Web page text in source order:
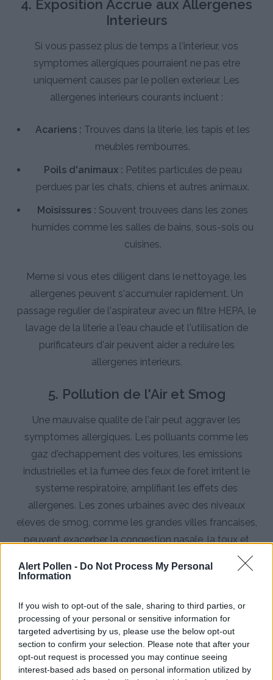
Alert Pollen - Do Not Process My Personal
Information
If you wish to opt-out of the sale, sharing to third parties, or
processing of your personal or sensitive information for
targeted advertising by us, please use the below opt-out
section to confirm your selection. Please note that after your
opt-out request is processed you may continue seeing
interest-based ads based on personal information utilized by
4. Exposition Accrue aux Allergenes
Interieurs
Si vous passez plus de temps a l'interieur, vos
symptomes allergiques pourraient ne pas etre
uniquement causes par le pollen exterieur. Les
allergenes interieurs courants incluent :
Acariens : Trouves dans la literie, les tapis et les
meubles rembourres.
Poils d'animaux : Petites particules de peau
perdues par les chats, chiens et autres animaux.
Moisissures : Souvent trouvees dans les zones
humides comme les salles de bains, sous-sols ou
cuisines.
Meme si vous etes diligent dans le nettoyage, les
allergenes peuvent s'accumuler rapidement. Un
passage regulier de l'aspirateur avec un filtre HEPA, le
lavage de la literie a l'eau chaude et l'utilisation de
purificateurs d'air peuvent aider a reduire les
allergenes interieurs.
5. Pollution de l'Air et Smog
Une mauvaise qualite de l'air peut aggraver les
symptomes allergiques. Les polluants comme les
gaz d'echappement des voitures, les emissions
industrielles et la fumee des feux de foret irritent le
systeme respiratoire, amplifiant les effets des
allergenes. Les zones urbaines avec des niveaux
eleves de smog, comme les grandes villes francaises,
peuvent exacerber la congestion nasale, la toux et
limiter les activites exterieures, surtout pendant les
heures de pollution maximale (generalement l'apres-
midi).
6. Stress et Allergies